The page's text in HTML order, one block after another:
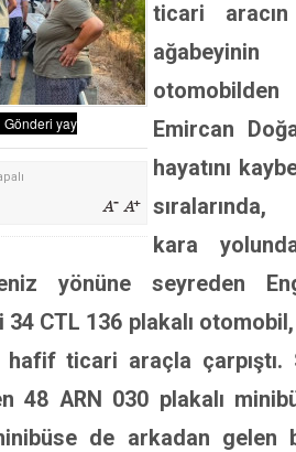
EL İŞİ VE BOYAMA SANATIYLA
ticari aracın
Emircan
hayatını
kara
yönüne seyreden
CTL 136 plakalı
hafif ticari araçla çarpıştı.
48 ARN 030 plakalı
de arkadan gelen